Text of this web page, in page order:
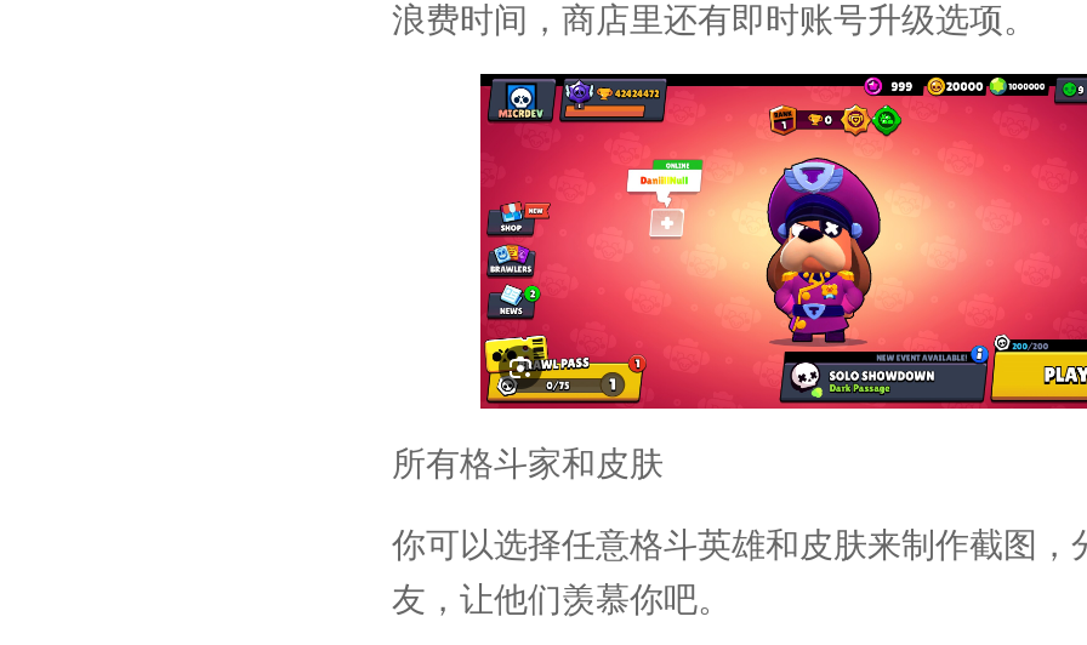
浪费时间，商店里还有即时账号升级选项。
所有格斗家和皮肤
你可以选择任意格斗英雄和皮肤来制作截图，
友，让他们羡慕你吧。